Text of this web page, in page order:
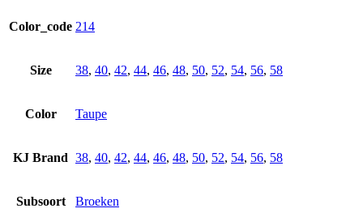
Color_code 214
Size 38, 40, 42, 44, 46, 48, 50, 52, 54, 56, 58
Color Taupe
KJ Brand 38, 40, 42, 44, 46, 48, 50, 52, 54, 56, 58
Subsoort Broeken